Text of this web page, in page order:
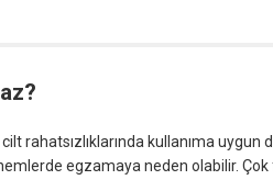
rahatsızlıklarında kullanıma uygun
egzamaya neden olabilir.